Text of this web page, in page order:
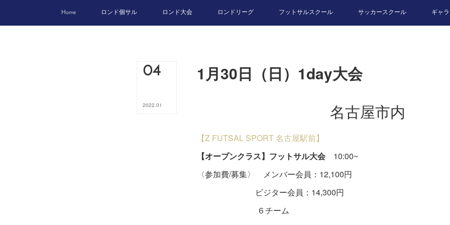
Home ロンド個サル ロンド大会 ロンドリーグ フットサルスクール サッカースクール ギャ
04
2022.01
1月30日（日）1day大会
名古屋市内
【Z FUTSAL SPORT 名古屋駅前】
【オープンクラス】フットサル大会 10:00~
〈参加費/募集〉 メンバー会員：12,100円
ビジター会員：14,300円
６チーム